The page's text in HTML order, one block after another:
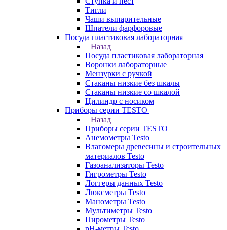
Тигли
Чаши выпарительные
Шпатели фарфоровые
Посуда пластиковая лабораторная
Назад
Посуда пластиковая лабораторная
Воронки лабораторные
Мензурки с ручкой
Стаканы низкие без шкалы
Стаканы низкие со шкалой
Цилиндр с носиком
Приборы серии TESTO
Назад
Приборы серии TESTO
Анемометры Testo
Влагомеры древесины и строительных
материалов Testo
Газоанализаторы Testo
Гигрометры Testo
Логгеры данных Testo
Люксметры Testo
Манометры Testo
Мультиметры Testo
Пирометры Testo